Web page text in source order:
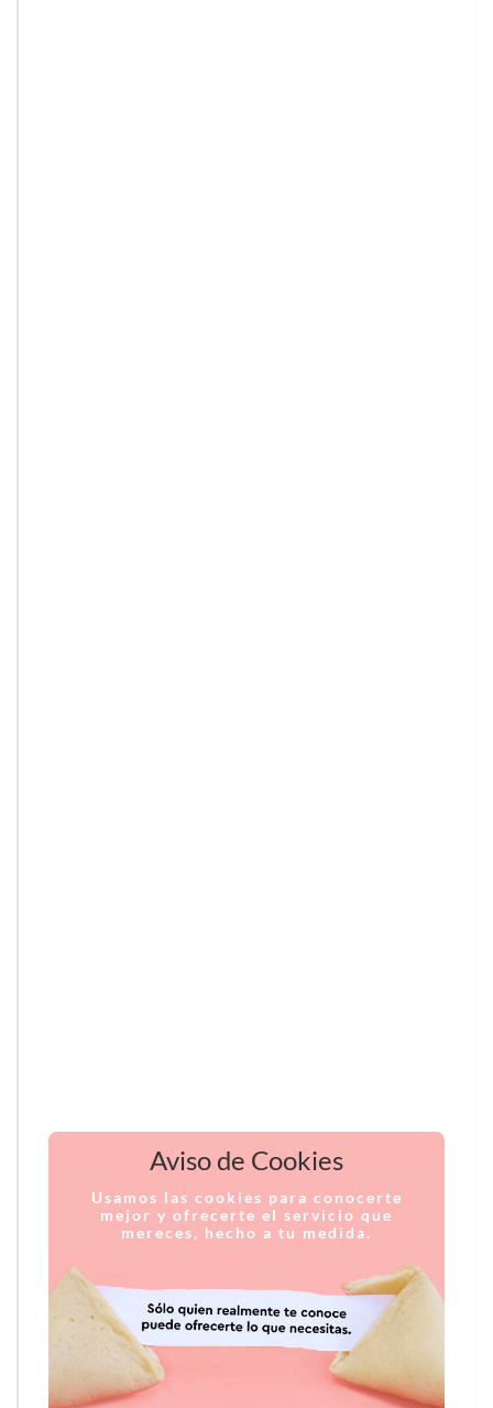
Aviso de Cookies
Usamos las cookies para conocerte
mejor y ofrecerte el servicio que
mereces, hecho a tu medida.